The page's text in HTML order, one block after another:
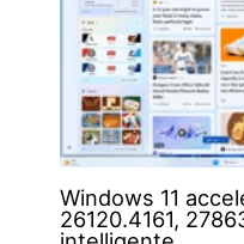
Windows 11
26120.4161,